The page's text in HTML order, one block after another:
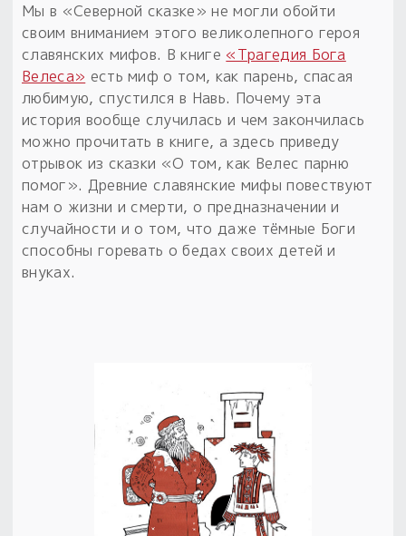
Мы в «Северной сказке» не могли обойти
своим вниманием этого великолепного героя
славянских мифов. В книге «Трагедия Бога
Велеса» есть миф о том, как парень, спасая
любимую, спустился в Навь. Почему эта
история вообще случилась и чем закончилась
можно прочитать в книге, а здесь приведу
отрывок из сказки «О том, как Велес парню
помог». Древние славянские мифы повествуют
нам о жизни и смерти, о предназначении и
случайности и о том, что даже тёмные Боги
способны горевать о бедах своих детей и
внуках.